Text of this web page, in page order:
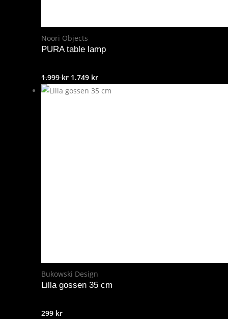
Noori Objects
PURA table lamp
1.999kr Det
ursprungliga
1.749 krDet
nuvarande
Bukowski Design
Lilla gossen 35 cm
299 kr